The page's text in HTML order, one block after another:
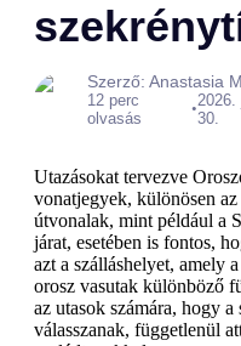
Szerző: Anastasia
12 perc
olvasás
•2026.
30.
Utazásokat tervezve
vonatjegyek, különösen
útvonalak, mint például a
járat, esetében is fontos,
azt a szálláshelyet, amely
orosz vasutak különböző
az utasok számára, hogy
válasszanak, függetlenül